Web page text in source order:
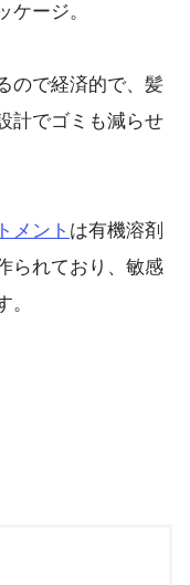
ケージ。
ので経済的で、髪
計でゴミも減らせ
メント は有機溶剤
られており、敏感